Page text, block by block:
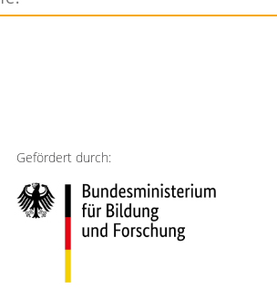
Gefördert durch: